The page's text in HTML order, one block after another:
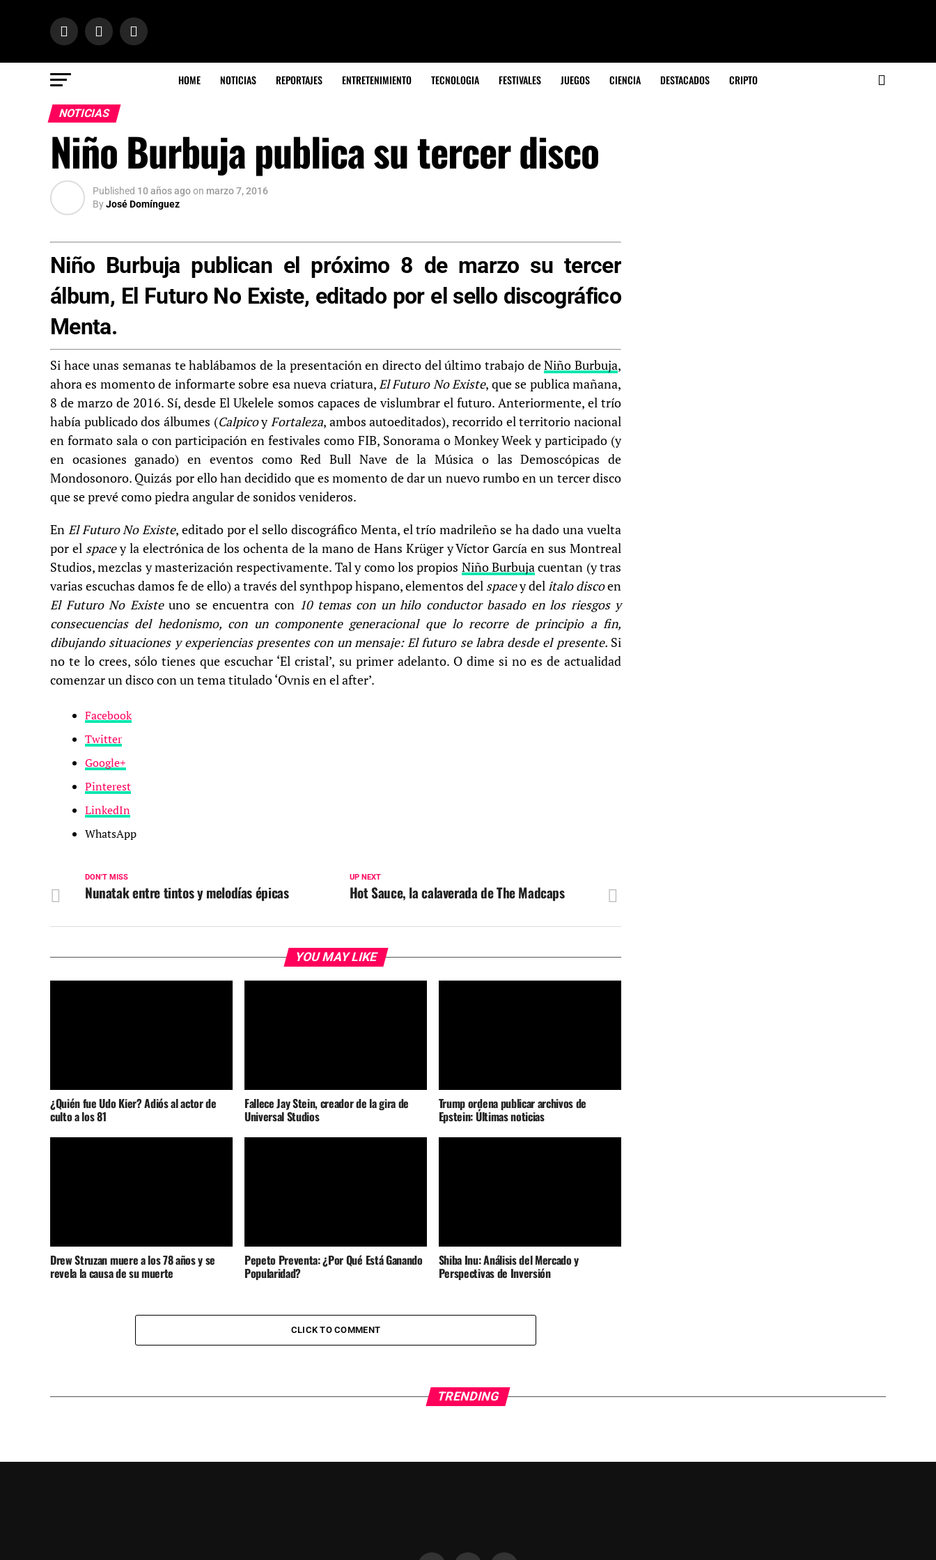
HOME NOTICIAS REPORTAJES ENTRETENIMIENTO TECNOLOGIA FESTIVALES JUEGOS CIENCIA DESTACADOS CRIPTO
NOTICIAS
Niño Burbuja publica su tercer disco
Published 10 años agoon marzo 7, 2016
ByJosé Domínguez
Niño Burbuja publican el próximo 8 de marzo su tercer
álbum, El Futuro No Existe, editado por el sello discográfico
Menta.
Si hace unas semanas te hablábamos de la presentación en directo del último trabajo deNiño Burbuja,
ahora es momento de informarte sobre esa nueva criatura,El Futuro No Existe, que se publica mañana,
8 de marzo de 2016. Sí, desde El Ukelele somos capaces de vislumbrar el futuro. Anteriormente, el trío
había publicado dos álbumes (CalpicoyFortaleza, ambos autoeditados), recorrido el territorio nacional
en formato sala o con participación en festivales como FIB, Sonorama o Monkey Week y participado (y
en ocasiones ganado) en eventos como Red Bull Nave de la Música o las Demoscópicas de
Mondosonoro. Quizás por ello han decidido que es momento de dar un nuevo rumbo en un tercer disco
que se prevé como piedra angular de sonidos venideros.
En El Futuro No Existe, editado por el sello discográfico Menta, el trío madrileño se ha dado una vuelta
por el spacey la electrónica de los ochenta de la mano de Hans Krüger y Víctor García en sus Montreal
Studios, mezclas y masterización respectivamente. Tal y como los propios Niño Burbujacuentan (y tras
varias escuchas damos fe de ello) a través del synthpop hispano, elementos del spacey delitalo discoen
El Futuro No Existeuno se encuentra con 10 temas con un hilo conductor basado en los riesgos y
consecuencias del hedonismo, con un componente generacional que lo recorre de principio a fin,
dibujando situaciones y experiencias presentes con un mensaje: El futuro se labra desde el presente. Si
no te lo crees, sólo tienes que escuchar ‘El cristal’, su primer adelanto. O dime si no es de actualidad
comenzar un disco con un tema titulado ‘Ovnis en el after’.
Facebook
Twitter
Google+
Pinterest
LinkedIn
WhatsApp
UP NEXT
Hot Sauce, la calaverada de The Madcaps
DON'T MISS
Nunatak entre tintos y melodías épicas
YOU MAY LIKE
¿Quién fue Udo Kier? Adiós al actor de
culto a los 81
Fallece Jay Stein, creador de la gira de
Universal Studios
Trump ordena publicar archivos de
Epstein: Últimas noticias
Drew Struzan muere a los 78 años y se
revela la causa de su muerte
Pepeto Preventa: ¿Por Qué Está Ganando
Popularidad?
Shiba Inu: Análisis del Mercado y
Perspectivas de Inversión
CLICK TO COMMENT
TRENDING